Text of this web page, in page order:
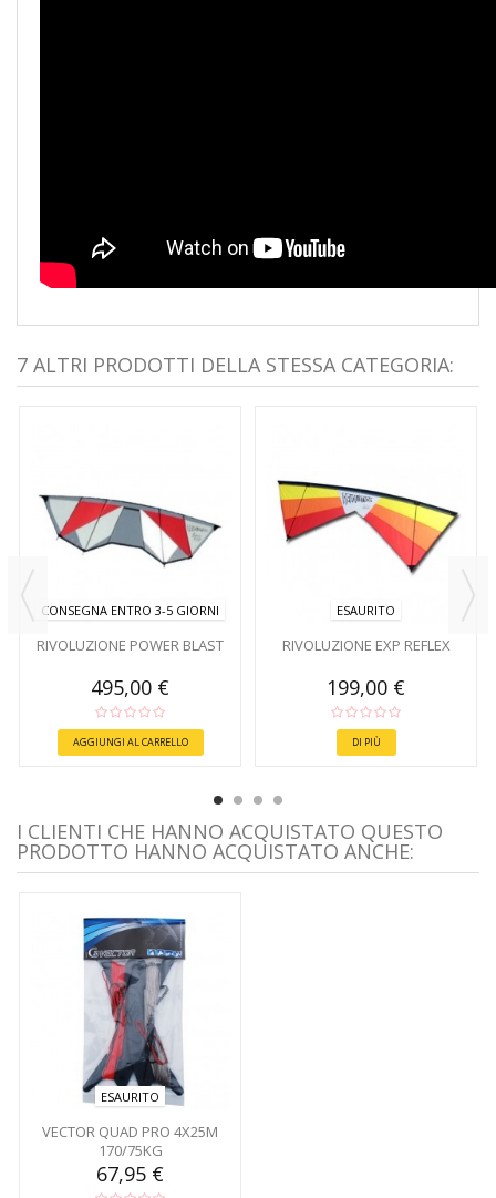
7 ALTRI PRODOTTI DELLA STESSA CATEGORIA:
CONSEGNA ENTRO 3-5 GIORNI
RIVOLUZIONE POWER BLAST
495,00 €
AGGIUNGI AL CARRELLO
ESAURITO
RIVOLUZIONE EXP REFLEX
199,00 €
DI PIÙ
I CLIENTI CHE HANNO ACQUISTATO QUESTO
PRODOTTO HANNO ACQUISTATO ANCHE:
ESAURITO
VECTOR QUAD PRO 4X25M
170/75KG
67,95 €